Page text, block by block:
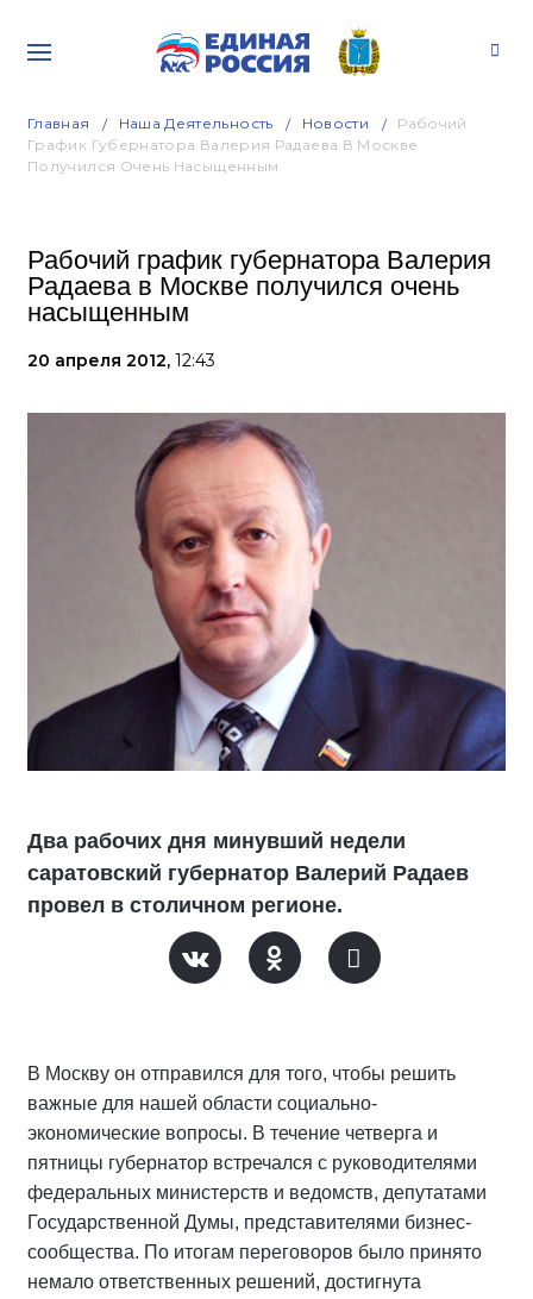
Главная Наша Деятельность Новости
Рабочий
График Губернатора Валерия Радаева В Москве
Получился Очень Насыщенным
Рабочий график губернатора Валерия
Радаева в Москве получился очень
насыщенным
20 апреля 2012, 12:43
Два рабочих дня минувший недели
саратовский губернатор Валерий Радаев
провел в столичном регионе.
В Москву он отправился для того, чтобы решить
важные для нашей области социально-
экономические вопросы. В течение четверга и
пятницы губернатор встречался с руководителями
федеральных министерств и ведомств, депутатами
Государственной Думы, представителями бизнес-
сообщества. По итогам переговоров было принято
немало ответственных решений, достигнута